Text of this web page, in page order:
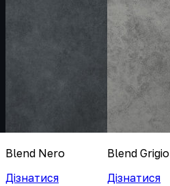
Blend Nero
Дізнатися
Blend Grigio
Дізнатися